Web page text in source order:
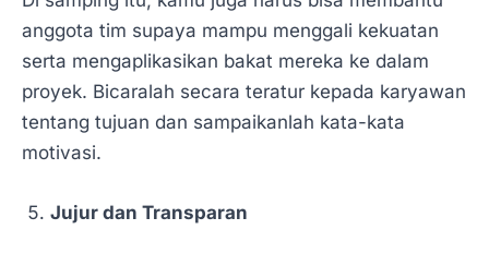
anggota tim supaya mampu menggali kekuatan
serta mengaplikasikan bakat mereka ke dalam
proyek. Bicaralah secara teratur kepada karyawan
tentang tujuan dan sampaikanlah kata-kata
motivasi.
Jujur dan Transparan